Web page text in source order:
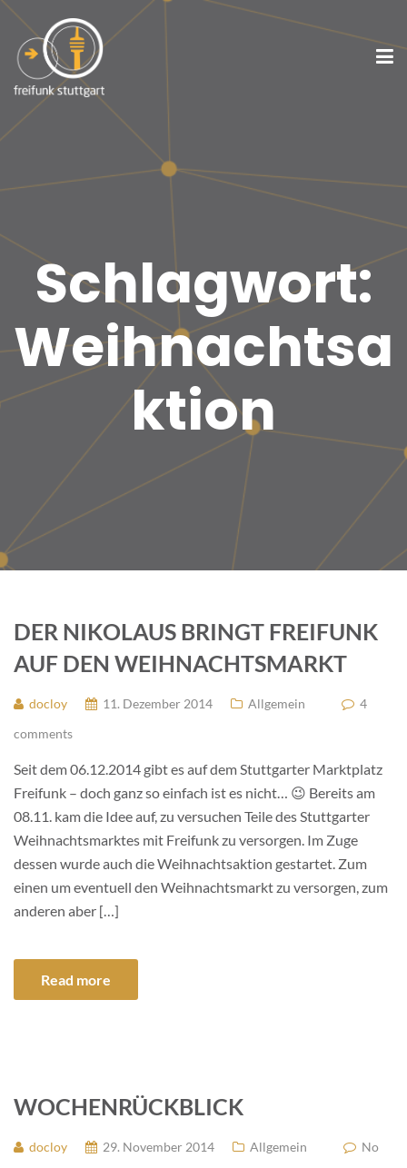
Schlagwort:
Weihnachtsa
ktion
DER NIKOLAUS BRINGT FREIFUNK
AUF DEN WEIHNACHTSMARKT
docloy 11. Dezember 2014 Allgemein
4
comments
Seit dem 06.12.2014 gibt es auf dem Stuttgarter Marktplatz
Freifunk – doch ganz so einfach ist es nicht… 😉 Bereits am
08.11. kam die Idee auf, zu versuchen Teile des Stuttgarter
Weihnachtsmarktes mit Freifunk zu versorgen. Im Zuge
dessen wurde auch die Weihnachtsaktion gestartet. Zum
einen um eventuell den Weihnachtsmarkt zu versorgen, zum
anderen aber […]
Read more
WOCHENRÜCKBLICK
docloy 29. November 2014 Allgemein
No